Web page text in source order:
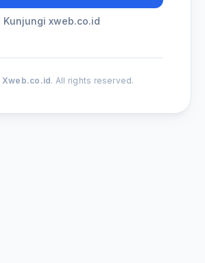
Kunjungi xweb.co.id
Xweb.co.id. All rights reserved.